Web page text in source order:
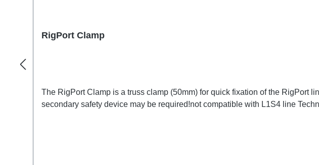
RigPort Clamp
The RigPort Clamp is a truss clamp (50mm) for quick fixation of the RigPort
secondary safety device may be required!not compatible with L1S4 line